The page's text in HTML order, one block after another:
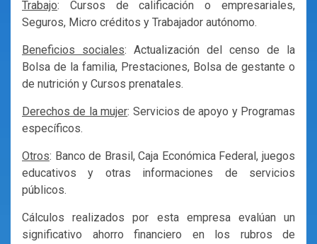
Trabajo: Cursos de calificación o empresariales,
Seguros, Micro créditos y Trabajador autónomo.
Beneficios sociales: Actualización del censo de la
Bolsa de la familia, Prestaciones, Bolsa de gestante o
de nutrición y Cursos prenatales.
Derechos de la mujer: Servicios de apoyo y Programas
específicos.
Otros: Banco de Brasil, Caja Económica Federal, juegos
educativos y otras informaciones de servicios
públicos.
Cálculos realizados por esta empresa evalúan un
significativo ahorro financiero en los rubros de